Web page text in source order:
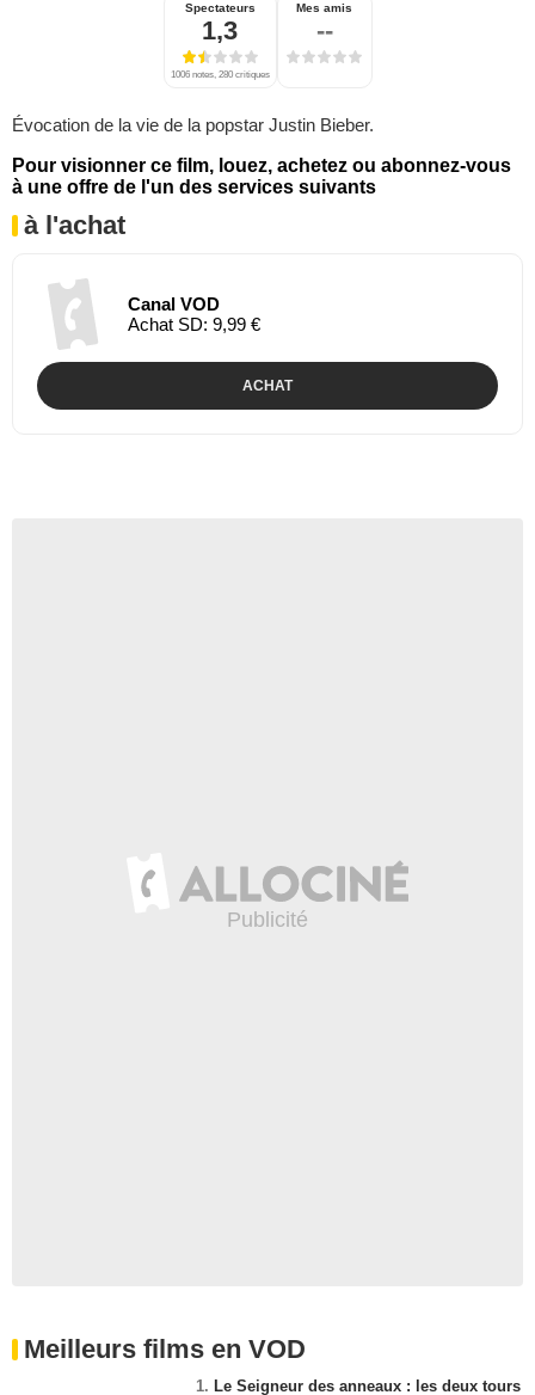
Spectateurs
1,3
1006 notes, 280 critiques
Mes amis
--
Évocation de la vie de la popstar Justin Bieber.
Pour visionner ce film, louez, achetez ou abonnez-vous
à une offre de l'un des services suivants
à l'achat
Canal VOD
Achat SD: 9,99 €
ACHAT
Meilleurs films en VOD
1. Le Seigneur des anneaux : les deux tours